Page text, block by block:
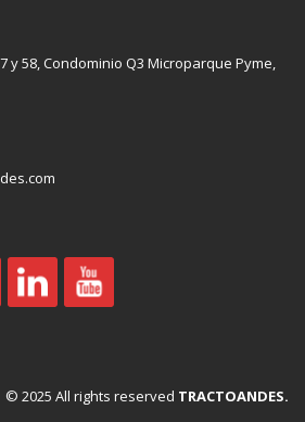
y 58, Condominio Q3 Microparque Pyme,
© 2025 All rights reserved TRACTOANDES.